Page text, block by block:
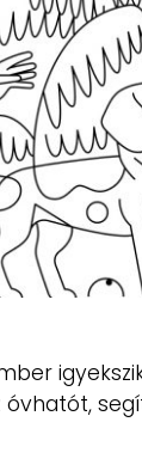
óvhatót,